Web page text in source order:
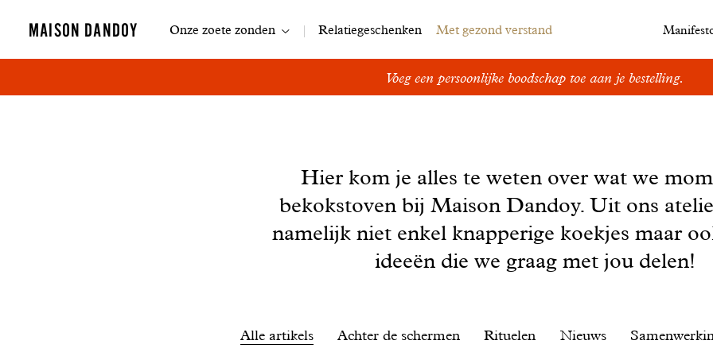
MAISON DANDOY Navigatie
Onze zoete zonden Relatiegeschenken Met gezond verstand
Voeg een persoonlijke boodschap toe aan je bestelling.
Hier kom je alles te weten over wat we
bekokstoven bij Maison Dandoy. Uit ons
namelijk niet enkel knapperige koekjes maar
ideeën die we graag met jou delen!
Alle artikels Achter de schermen Rituelen Nieuws